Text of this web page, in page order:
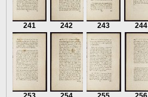
241 242 243 244